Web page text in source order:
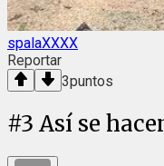
spalaXXXX
Reportar
3puntos
#3 Así se